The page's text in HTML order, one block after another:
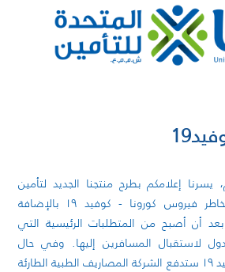
يسرنا إعلامكم بطرح منتجنا الجديد لتأمين
السفر والذي يغطي مخاطر فيروس كورونا - كوفيد ١٩ بالإضافة
أن أصبح من المتطلبات الرئيسية التي
لاستقبال المسافرين إليها. وفي حال
التشخيص الايجابي لكوفيد ١٩ ستدفع الشركة المصاريف الطبية الطارئة